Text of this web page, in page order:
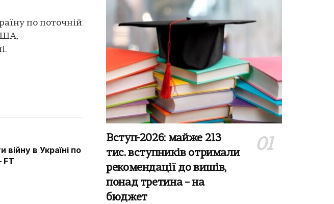
по поточній
війну в Україні по
FT
Вступ-2026: майже 213
тис. вступників отримали
рекомендації до вишів,
понад третина – на
бюджет